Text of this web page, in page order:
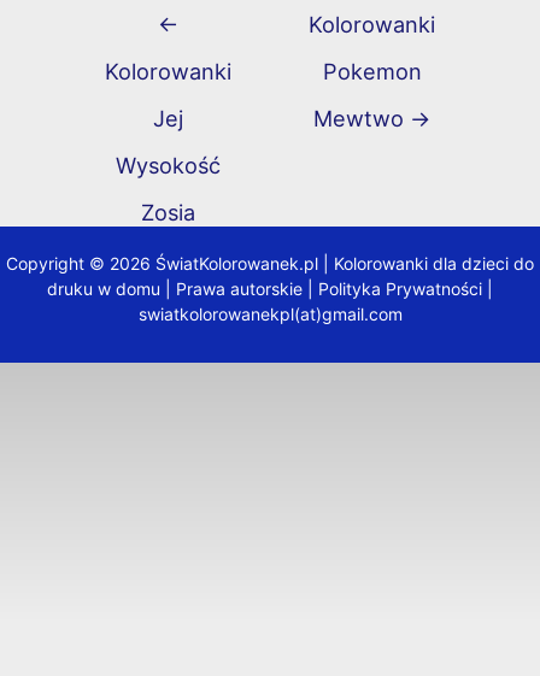
←
Kolorowanki
Jej
Wysokość
Zosia
Kolorowanki
Pokemon
Mewtwo →
Copyright © 2026 ŚwiatKolorowanek.pl | Kolorowanki dla dzieci do
druku w domu | Prawa autorskie Polityka Prywatności
swiatkolorowanekpl(at)gmail.com